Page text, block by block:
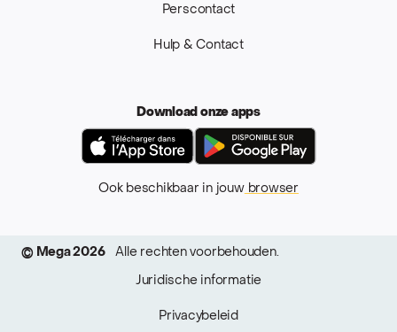
Perscontact
Hulp & Contact
Download onze apps
App Store
Ook beschikbaar in jouwbrowser
© Mega 2026 Alle rechten voorbehouden.
Juridische informatie
Privacybeleid